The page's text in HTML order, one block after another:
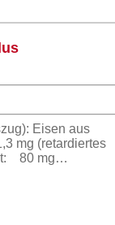
Eisen aus
mg (retardiertes
80 mg…